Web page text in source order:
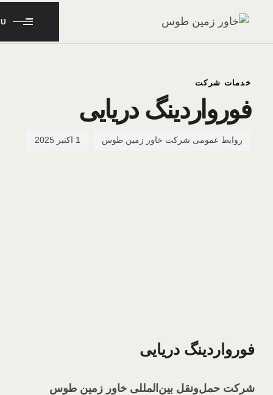
خدمات شرکت
فورواردینگ دریایی
روابط عمومی شرکت خاور زمین طوس 1 اکتبر 2025
فورواردینگ دریایی
شرکت حمل‌ونقل بین‌المللی خاور زمین طوس